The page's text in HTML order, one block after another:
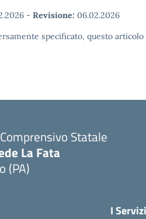
- Revisione: 06.02.2026
specificato, questo
Statale
La Fata
(PA)
I Servizi